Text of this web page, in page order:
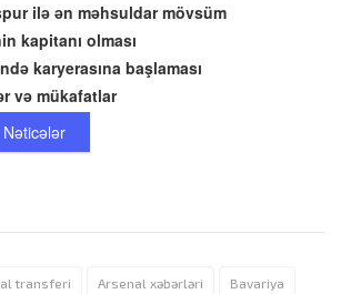
ilə ən məhsuldar mövsüm
kapitanı olması
karyerasına başlaması
və mükafatlar
Nəticələr
transferi Arsenal xəbərləri Bavariya